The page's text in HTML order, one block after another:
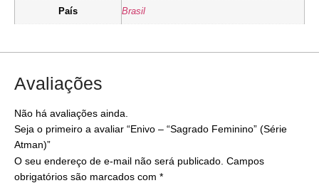
País Brasil
Avaliações
Não há avaliações ainda.
Seja o primeiro a avaliar “Enivo – “Sagrado Feminino” (Série
Atman)”
O seu endereço de e-mail não será publicado. Campos
obrigatórios são marcados com *